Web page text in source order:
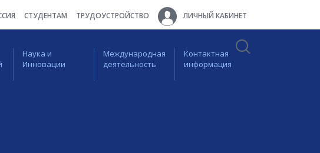
СТУДЕНТАМ ТРУДОУСТРОЙСТВО ЛИЧНЫЙ КАБИНЕТ
Наука и
Инновации
Международная
деятельность
Контактная
информация